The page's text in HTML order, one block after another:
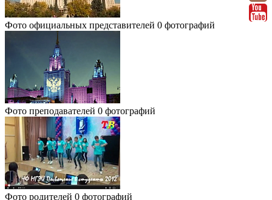
Фото официальных представителей 0 фотографий
Фото преподавателей 0 фотографий
Фото родителей 0 фотографий